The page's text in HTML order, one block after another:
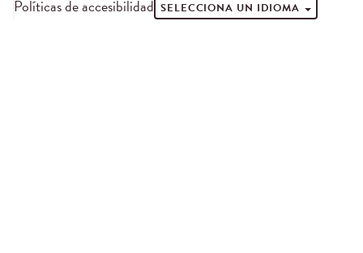
Políticas de accesibilidad SELECCIONA UN IDIOMA